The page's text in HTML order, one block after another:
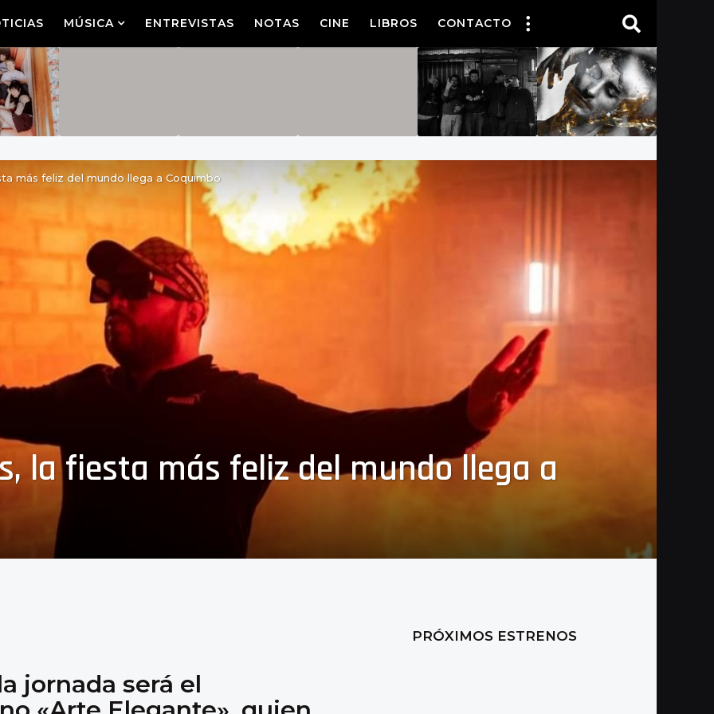
MÚSICA ENTREVISTAS NOTAS CINE LIBROS CONTACTO
más feliz del mundo llega a Coquimbo
la fiesta más feliz del mundo llega a
jornada será el
PRÓXIMOS ESTRENOS